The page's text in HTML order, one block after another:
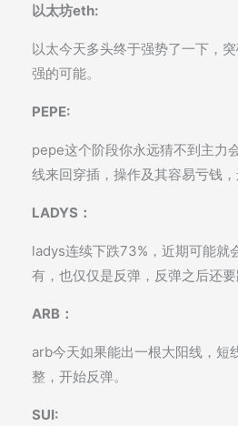
以太坊eth:
以太今天多头终于强势了一下，
强的可能。
PEPE:
pepe这个阶段你永远猜不到主力
线来回穿插，操作及其容易亏钱，
LADYS：
ladys连续下跌73%，近期可能就
有，也仅仅是反弹，反弹之后还要
ARB：
arb今天如果能出一根大阳线，短
整，开始反弹。
SUI: